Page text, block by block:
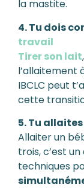
la mastite.
4. Tu dois
travail
Tirer son lait
l’allaitement
IBCLC peut
cette
5. Tu
Allaiter un
trois, c’est
techniques